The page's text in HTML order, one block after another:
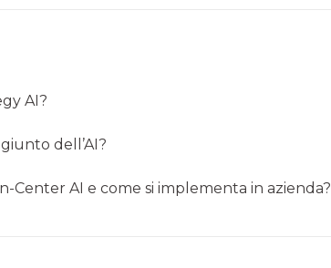
AI?
dell’AI?
Center AI e come si implementa in azienda?